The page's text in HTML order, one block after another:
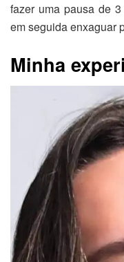
fazer uma pausa de
em seguida enxaguar
Minha